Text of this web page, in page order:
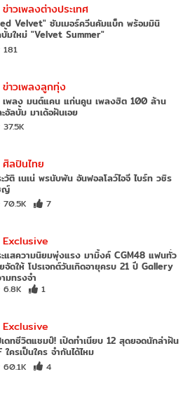
ข่าวเพลงต่างประเทศ
Velvet" ซัมเมอร์ควีนคัมแบ็ก พร้อมมินิ
มใหม่ "Velvet Summer"
181
ข่าวเพลงลูกทุ่ง
เพลง มนต์แคน แก่นคูน เพลงฮิต 100 ล้าน
อัลบั้ม มาเด้อฝันเอย
37.5K
ศิลปินไทย
วัติ เนเน่ พรนับพัน อันฟอลโลว์ไอจี ไบร์ท วชิร
ญ์
70.5K 7
Exclusive
แสความนิยมพุ่งแรง มามิ้งค์ CGM48 แฟนทั่ว
จัดให้ โปรเจกต์วันเกิดอายุครบ 21 ปี Gallery
มทรงจำ
6.8K 1
Exclusive
ดทชีวิตแชมป์! เปิดทำเนียบ 12 สุดยอดนักล่าฝัน
ใครเป็นใคร จำกันได้ไหม
60.1K 4